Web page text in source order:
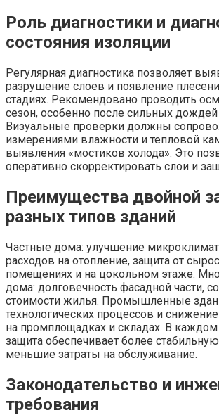
Роль диагностики и
состояния изоляции
Регулярная диагностика позволяет
разрушение слоев и появление
стадиях. Рекомендовано проводить
сезон, особенно после сильных
Визуальные проверки должны
измерениями влажности и тепловой
выявления «мостиков холода». Это
оперативно скорректировать слои и
Преимущества двойной
разных типов зданий
Частные дома: улучшение
расходов на отопление, защита от
помещениях и на цокольном этаже.
дома: долговечность фасадной части,
стоимости жилья. Промышленные
технологических процессов и
на промплощадках и складах. В каждом
защита обеспечивает более
меньшие затраты на обслуживание.
Законодательство и
требования